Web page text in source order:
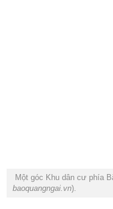
Một góc Khu dân cư phía
baoquangngai.vn).